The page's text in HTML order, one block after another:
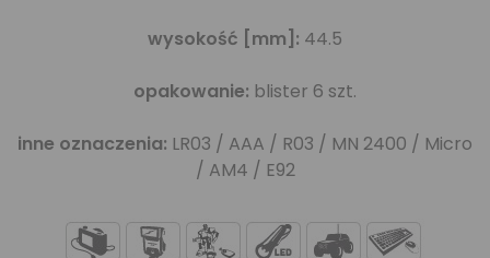
wysokość [mm]: 44.5
opakowanie: blister 6 szt.
inne oznaczenia: LR03 / AAA / R03 / MN 2400 / Micro
/ AM4 / E92